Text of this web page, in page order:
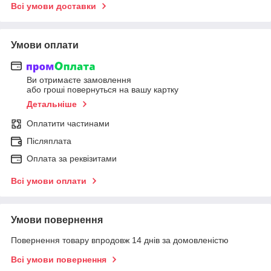
Всі умови доставки
Умови оплати
Ви отримаєте замовлення
або гроші повернуться на вашу картку
Детальніше
Оплатити частинами
Післяплата
Оплата за реквізитами
Всі умови оплати
Умови повернення
Повернення товару впродовж 14 днів за домовленістю
Всі умови повернення